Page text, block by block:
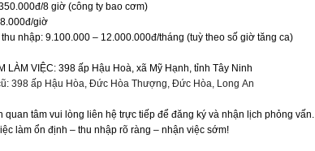
8 giờ (công ty bao cơm)
giờ
nhập: 9.100.000 – 12.000.000đ/tháng (tuỳ theo số giờ tăng ca)
LÀM VIỆC: 398 ấp Hậu Hoà, xã Mỹ Hạnh, tỉnh Tây Ninh
398 ấp Hậu Hòa, Đức Hòa Thượng, Đức Hòa, Long An
quan tâm vui lòng liên hệ trực tiếp để đăng ký và nhận lịch phỏng vấn.
làm ổn định – thu nhập rõ ràng – nhận việc sớm!